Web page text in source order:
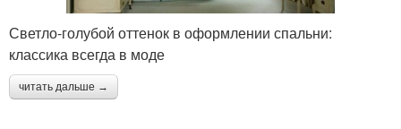
Светло-голубой оттенок в оформлении спальни:
классика всегда в моде
читать дальше →